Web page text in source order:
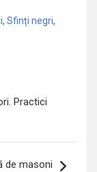
, Sfinți negri,
Practici
de masoni